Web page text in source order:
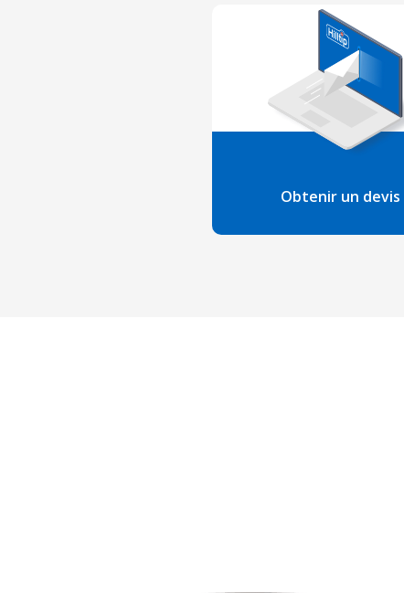
Obtenir un devis